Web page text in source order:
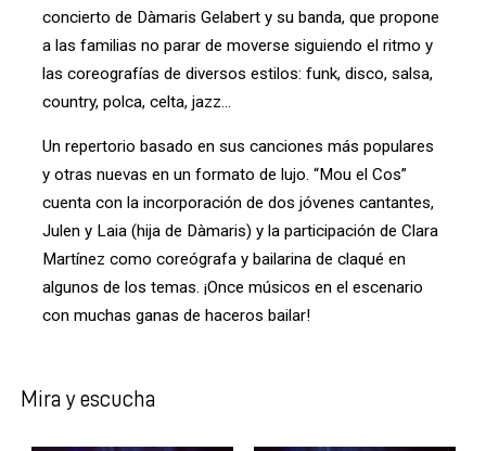
concierto de Dàmaris Gelabert y su banda, que propone
a las familias no parar de moverse siguiendo el ritmo y
las coreografías de diversos estilos: funk, disco, salsa,
country, polca, celta, jazz…
Un repertorio basado en sus canciones más populares
y otras nuevas en un formato de lujo. “Mou el Cos”
cuenta con la incorporación de dos jóvenes cantantes,
Julen y Laia (hija de Dàmaris) y la participación de Clara
Martínez como coreógrafa y bailarina de claqué en
algunos de los temas. ¡Once músicos en el escenario
con muchas ganas de haceros bailar!
Mira y escucha